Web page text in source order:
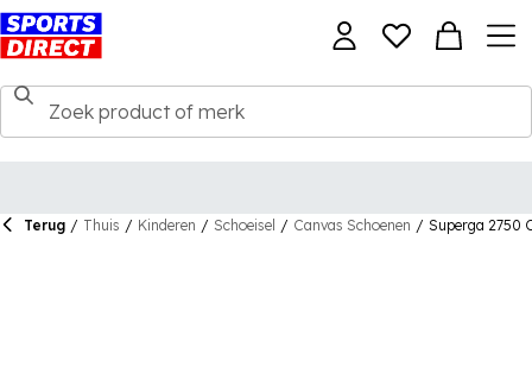
Terug / Thuis / Kinderen / Schoeisel / Canvas Schoenen / Superga 2750